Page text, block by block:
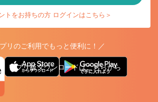
トをお持ちの方 ログインはこちら＞
リのご利用でもっと便利に！／
アプリ版ダウンロードはこちらから